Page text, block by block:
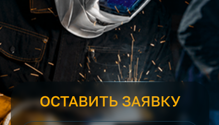
ОСТАВИТЬ ЗАЯВКУ